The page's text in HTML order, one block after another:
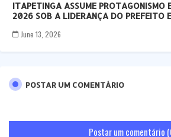
ITAPETINGA ASSUME PROTAGONISMO
2026 SOB A LIDERANÇA DO PREFEITO
June 13, 2026
POSTAR UM COMENTÁRIO
Postar um comentário